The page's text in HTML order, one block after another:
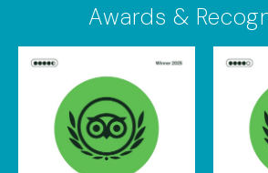
Awards &